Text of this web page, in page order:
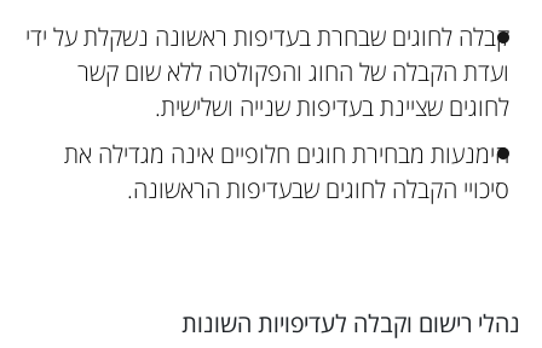
קבלה לחוגים שבחרת בעדיפות ראשונה נשקלת על ידי
ועדת הקבלה של החוג והפקולטה ללא שום קשר
לחוגים שציינת בעדיפות שנייה ושלישית.
הימנעות מבחירת חוגים חלופיים אינה מגדילה את
סיכויי הקבלה לחוגים שבעדיפות הראשונה.
נהלי רישום וקבלה לעדיפויות השונות